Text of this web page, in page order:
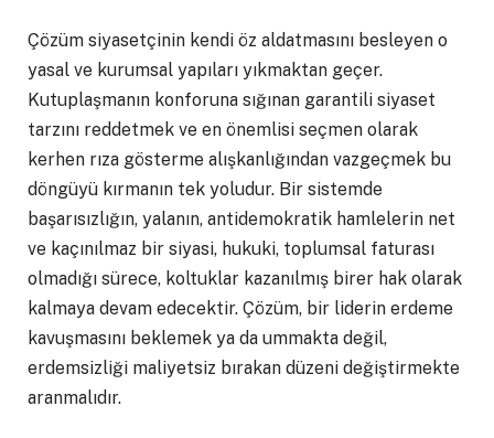
Çözüm siyasetçinin kendi öz aldatmasını besleyen o
yasal ve kurumsal yapıları yıkmaktan geçer.
Kutuplaşmanın konforuna sığınan garantili siyaset
tarzını reddetmek ve en önemlisi seçmen olarak
kerhen rıza gösterme alışkanlığından vazgeçmek bu
döngüyü kırmanın tek yoludur. Bir sistemde
başarısızlığın, yalanın, antidemokratik hamlelerin net
ve kaçınılmaz bir siyasi, hukuki, toplumsal faturası
olmadığı sürece, koltuklar kazanılmış birer hak olarak
kalmaya devam edecektir. Çözüm, bir liderin erdeme
kavuşmasını beklemek ya da ummakta değil,
erdemsizliği maliyetsiz bırakan düzeni değiştirmekte
aranmalıdır.